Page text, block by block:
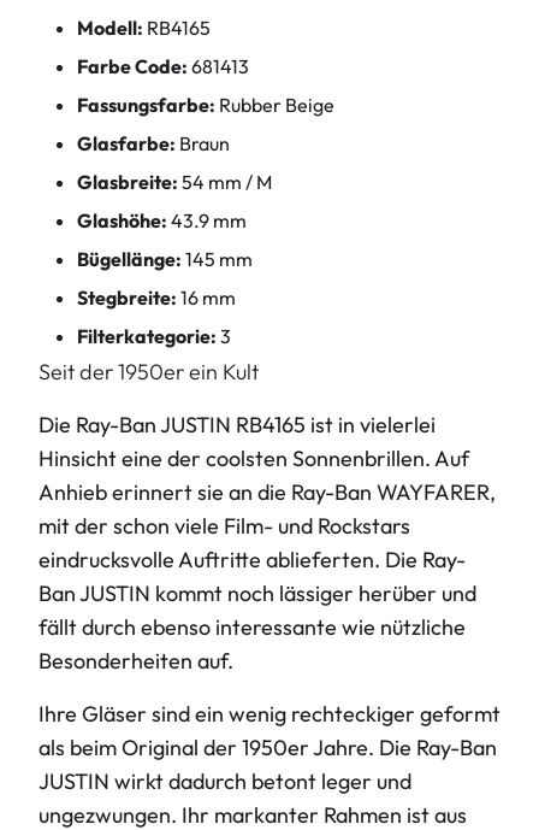
Modell: RB4165
Farbe Code: 681413
Fassungsfarbe: Rubber Beige
Glasfarbe: Braun
Glasbreite: 54 mm / M
Glashöhe: 43.9 mm
Bügellänge: 145 mm
Stegbreite: 16 mm
Filterkategorie: 3
Seit der 1950er ein Kult
Die Ray-Ban JUSTIN RB4165 ist in vielerlei
Hinsicht eine der coolsten Sonnenbrillen. Auf
Anhieb erinnert sie an die Ray-Ban WAYFARER,
mit der schon viele Film- und Rockstars
eindrucksvolle Auftritte ablieferten. Die Ray-
Ban JUSTIN kommt noch lässiger herüber und
fällt durch ebenso interessante wie nützliche
Besonderheiten auf.
Ihre Gläser sind ein wenig rechteckiger geformt
als beim Original der 1950er Jahre. Die Ray-Ban
JUSTIN wirkt dadurch betont leger und
ungezwungen. Ihr markanter Rahmen ist aus